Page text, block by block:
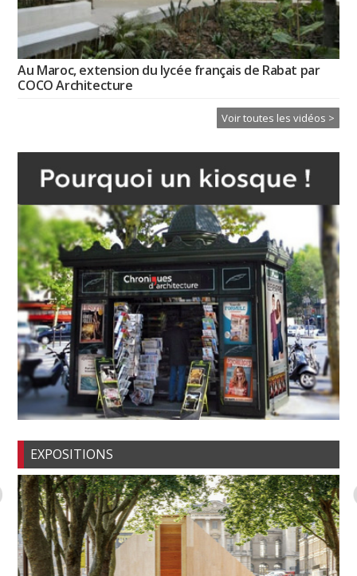
Au Maroc, extension du lycée français de Rabat par
COCO Architecture
Voir toutes les vidéos >
EXPOSITIONS